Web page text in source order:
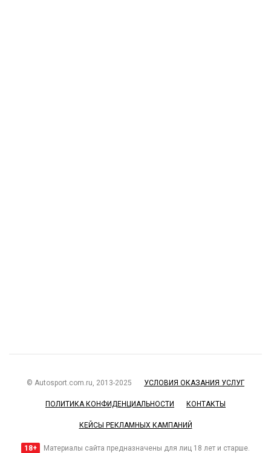
© Autosport.com.ru, 2013-2025 УСЛОВИЯ ОКАЗАНИЯ УСЛУГ
ПОЛИТИКА КОНФИДЕНЦИАЛЬНОСТИ КОНТАКТЫ
КЕЙСЫ РЕКЛАМНЫХ КАМПАНИЙ
18+ Материалы сайта предназначены для лиц 18 лет и старше.